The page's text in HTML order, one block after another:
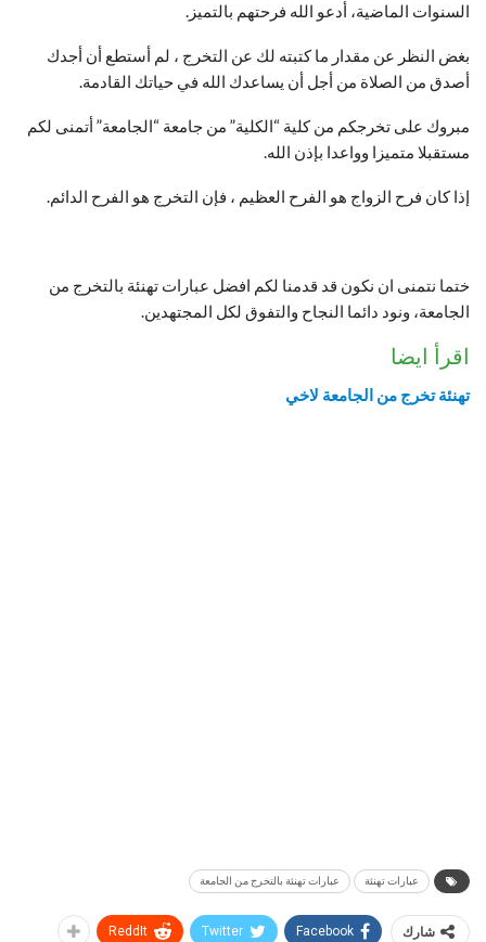
السنوات الماضية، أدعو الله فرحتهم بالتميز.
بغض النظر عن مقدار ما كتبته لك عن التخرج ، لم أستطع أن أجدك
أصدق من الصلاة من أجل أن يساعدك الله في حياتك القادمة.
مبروك على تخرجكم من كلية “الكلية” من جامعة “الجامعة” أتمنى لكم
مستقبلا متميزا وواعدا بإذن الله.
إذا كان فرح الزواج هو الفرح العظيم ، فإن التخرج هو الفرح الدائم.
ختما نتمنى ان نكون قد قدمنا لكم افضل عبارات تهنئة بالتخرج من
الجامعة، ونود دائما النجاح والتفوق لكل المجتهدين.
اقرأ ايضا
تهنئة تخرج من الجامعة لاخي
عبارات تهنئة عبارات تهنئة بالتخرج من الجامعة
شارك Facebook
Twitter
ReddIt